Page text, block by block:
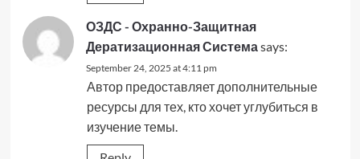
ОЗДС - Охранно-Защитная
Дератизационная Системаsays:
September 24, 2025 at 4:11 pm
Автор предоставляет дополнительные
ресурсы для тех, кто хочет углубиться в
изучение темы.